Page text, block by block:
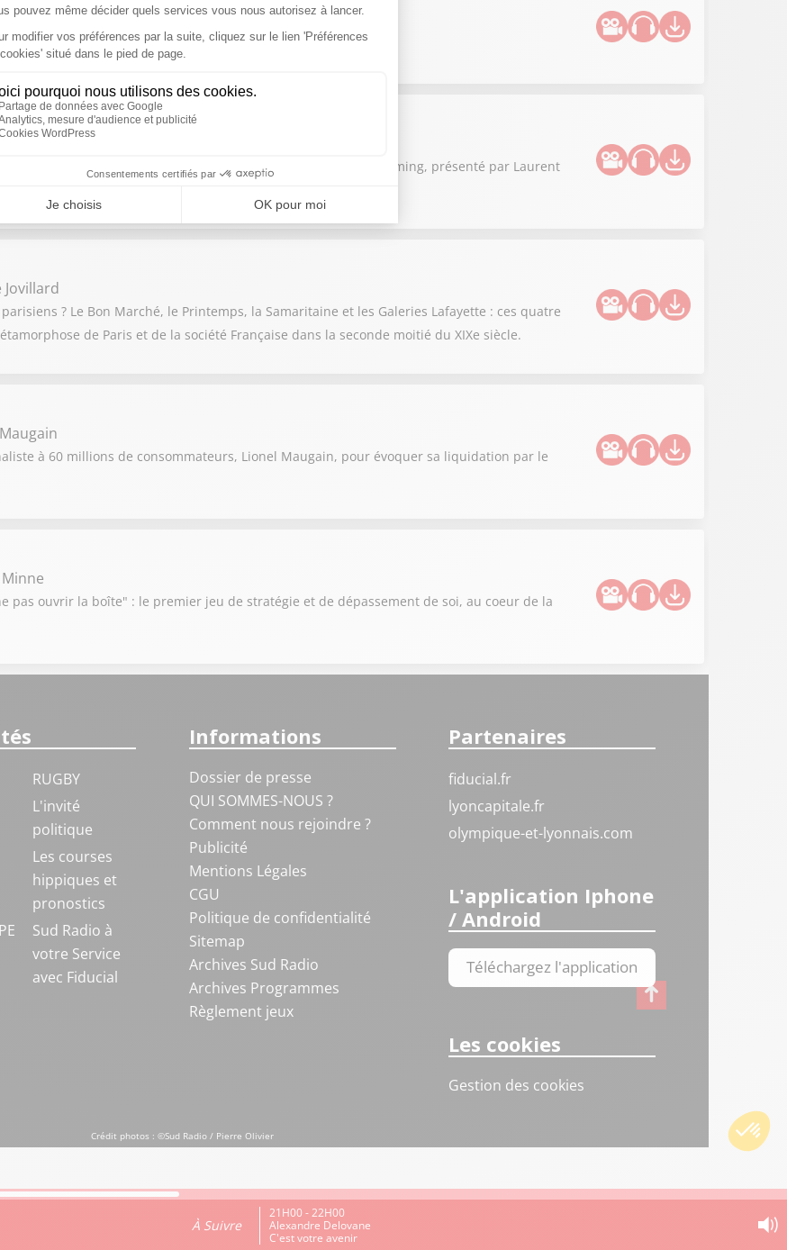
Mathy de retour en inédit après 2 ans d’absence sur TF1
Luyat
un cercle d'énergie lumineux qui s'inspire de l’univers du gaming, présenté par Laurent
Jovillard
? Le Bon Marché, le Printemps, la Samaritaine et les Galeries Lafayette : ces quatre
de Paris et de la société Française dans la seconde moitié du XIXe siècle.
à 60 millions de consommateurs, Lionel Maugain, pour évoquer sa liquidation par le
pas ouvrir la boîte" : le premier jeu de stratégie et de dépassement de soi, au coeur de la
RUGBY
L'invité
politique
Les courses
hippiques et
pronostics
Sud Radio à
votre Service
avec Fiducial
Informations
Dossier de presse
QUI SOMMES-NOUS ?
Comment nous rejoindre ?
Publicité
Mentions Légales
CGU
Politique de confidentialité
Sitemap
Archives Sud Radio
Archives Programmes
Règlement jeux
Partenaires
fiducial.fr
lyoncapitale.fr
olympique-et-lyonnais.com
L'application Iphone
/ Android
Téléchargez l'application
Les cookies
Gestion des cookies
Crédit photos : ©Sud Radio / Pierre Olivier
À Suivre
21H00 - 22H00
Alexandre Delovane
C'est votre avenir